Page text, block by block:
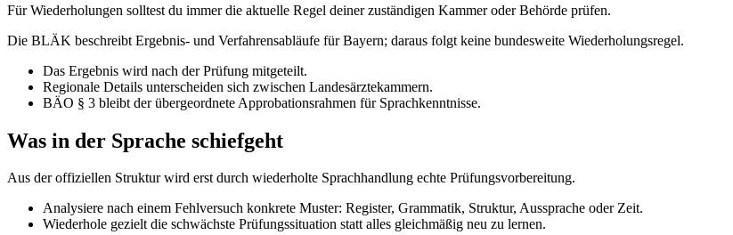
Für Wiederholungen solltest du immer die aktuelle Regel deiner zuständigen Kammer oder Behörde prüfen.
Die BLÄK beschreibt Ergebnis- und Verfahrensabläufe für Bayern; daraus folgt keine bundesweite Wiederholungsregel.
Das Ergebnis wird nach der Prüfung mitgeteilt.
Regionale Details unterscheiden sich zwischen Landesärztekammern.
BÄO § 3 bleibt der übergeordnete Approbationsrahmen für Sprachkenntnisse.
Was in der Sprache schiefgeht
Aus der offiziellen Struktur wird erst durch wiederholte Sprachhandlung echte Prüfungsvorbereitung.
Analysiere nach einem Fehlversuch konkrete Muster: Register, Grammatik, Struktur, Aussprache oder Zeit.
Wiederhole gezielt die schwächste Prüfungssituation statt alles gleichmäßig neu zu lernen.